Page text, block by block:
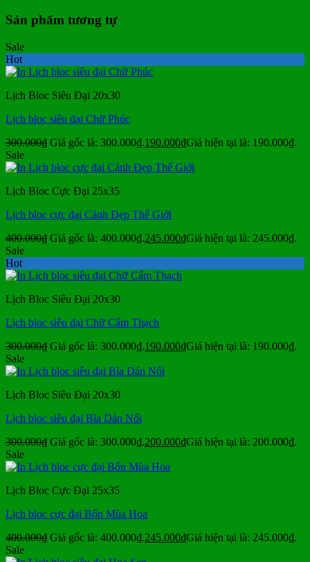
Sản phẩm tương tự
Sale
Hot
Lịch Bloc Siêu Đại 20x30
Lịch bloc siêu đại Chữ Phúc
300.000₫ Giá gốc là: 300.000₫.190.000₫Giá hiện tại là: 190.000₫.
Sale
Lịch Bloc Cực Đại 25x35
Lịch bloc cực đại Cảnh Đẹp Thế Giới
400.000₫ Giá gốc là: 400.000₫.245.000₫Giá hiện tại là: 245.000₫.
Sale
Hot
Lịch Bloc Siêu Đại 20x30
Lịch bloc siêu đại Chữ Cẩm Thạch
300.000₫ Giá gốc là: 300.000₫.190.000₫Giá hiện tại là: 190.000₫.
Sale
Lịch Bloc Siêu Đại 20x30
Lịch bloc siêu đại Bìa Dán Nổi
300.000₫ Giá gốc là: 300.000₫.200.000₫Giá hiện tại là: 200.000₫.
Sale
Lịch Bloc Cực Đại 25x35
Lịch bloc cực đại Bốn Mùa Hoa
400.000₫ Giá gốc là: 400.000₫.245.000₫Giá hiện tại là: 245.000₫.
Sale